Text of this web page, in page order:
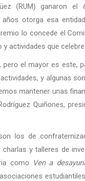
(RUM) ganaron el
otorga esa
lo concede el
actividades que
pero el mayor es este,
y algunas
mantener unas
Quiñones,
los de
y talleres de
como
Ven a